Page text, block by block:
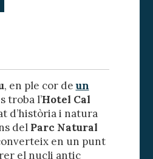
, en ple cor deun
troba l’Hotel Cal
d’història i natura
del Parc Natural
en un punt
el nucli antic